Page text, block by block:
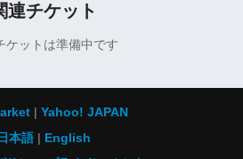
連チケット
ケットは準備中です
Yahoo! JAPAN
日本語
English